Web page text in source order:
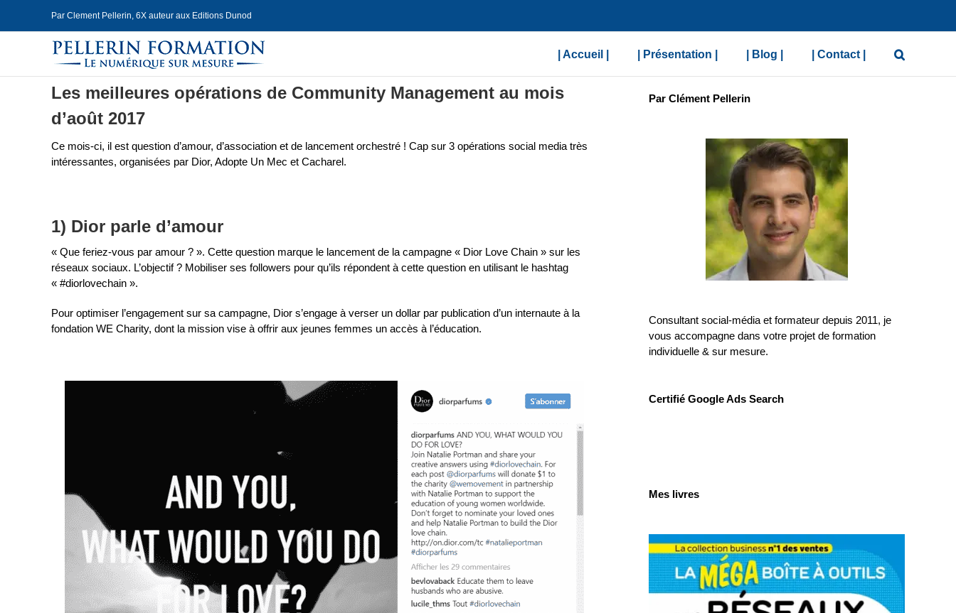
Par Clement Pellerin, 6X auteur aux Editions Dunod
| Accueil | | Présentation | | Blog | | Contact |
Les meilleures opérations de Community Management au mois
d’août 2017
Ce mois-ci, il est question d’amour, d’association et de lancement orchestré ! Cap sur 3 opérations social media très
intéressantes, organisées par Dior, Adopte Un Mec et Cacharel.
1) Dior parle d’amour
« Que feriez-vous par amour ? ». Cette question marque le lancement de la campagne « Dior Love Chain » sur les
réseaux sociaux. L’objectif ? Mobiliser ses followers pour qu’ils répondent à cette question en utilisant le hashtag
« #diorlovechain ».
Pour optimiser l’engagement sur sa campagne, Dior s’engage à verser un dollar par publication d’un internaute à la
fondation WE Charity, dont la mission vise à offrir aux jeunes femmes un accès à l’éducation.
Par Clément Pellerin
Consultant social-média et formateur depuis 2011, je
vous accompagne dans votre projet de formation
individuelle & sur mesure.
Certifié Google Ads Search
Mes livres